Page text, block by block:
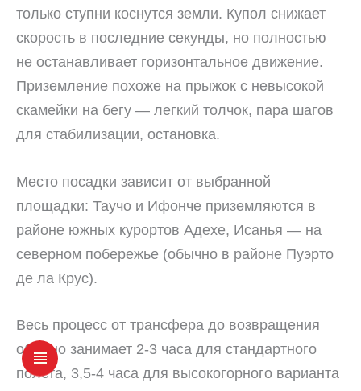
только ступни коснутся земли. Купол снижает
скорость в последние секунды, но полностью
не останавливает горизонтальное движение.
Приземление похоже на прыжок с невысокой
скамейки на бегу — легкий толчок, пара шагов
для стабилизации, остановка.
Место посадки зависит от выбранной
площадки: Таучо и Ифонче приземляются в
районе южных курортов Адехе, Исанья — на
северном побережье (обычно в районе Пуэрто
де ла Крус).
Весь процесс от трансфера до возвращения
обычно занимает 2-3 часа для стандартного
полета, 3,5-4 часа для высокогорного варианта